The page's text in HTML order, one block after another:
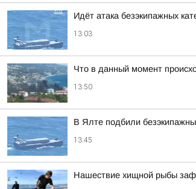
Идёт атака безэкипажных
13:03
Что в данный момент
13:50
В Ялте подбили
13:45
Нашествие хищной рыбы